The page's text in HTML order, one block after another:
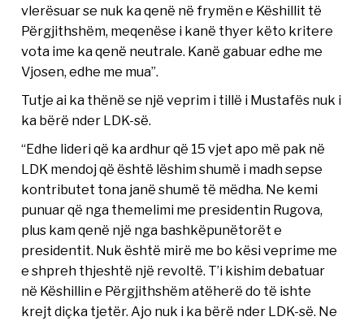
vlerësuar se nuk ka qenë në frymën e Këshillit të
Përgjithshëm, meqenëse i kanë thyer këto kritere
vota ime ka qenë neutrale. Kanë gabuar edhe me
Vjosen, edhe me mua”.
Tutje ai ka thënë se një veprim i tillë i Mustafës nuk i
ka bërë nder LDK-së.
“Edhe lideri që ka ardhur që 15 vjet apo më pak në
LDK mendoj që është lëshim shumë i madh sepse
kontributet tona janë shumë të mëdha. Ne kemi
punuar që nga themelimi me presidentin Rugova,
plus kam qenë një nga bashkëpunëtorët e
presidentit. Nuk është mirë me bo kësi veprime me
e shpreh thjeshtë një revoltë. T’i kishim debatuar
në Këshillin e Përgjithshëm atëherë do të ishte
krejt diçka tjetër. Ajo nuk i ka bërë nder LDK-së. Ne